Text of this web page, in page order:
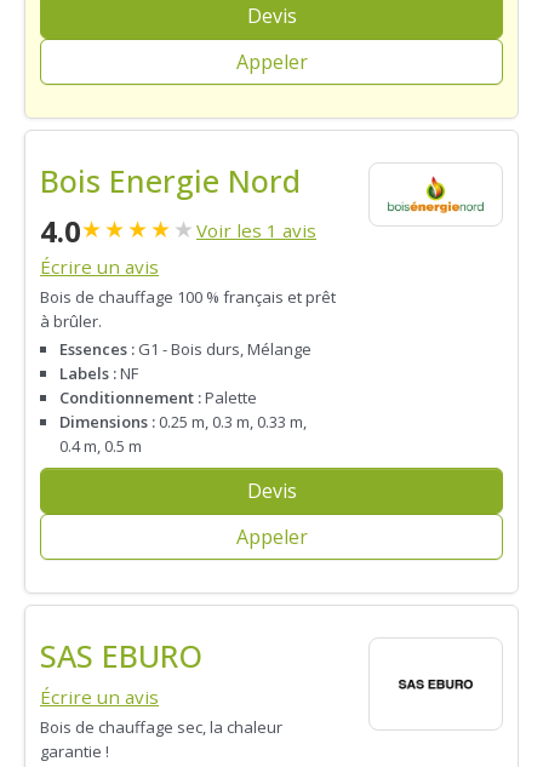
Devis
Appeler
Bois Energie Nord
4.0★★★★★ Voir les 1 avis
Écrire un avis
Bois de chauffage 100 % français et prêt
à brûler.
Essences : G1 - Bois durs, Mélange
Labels :NF
Conditionnement :Palette
Dimensions : 0.25 m, 0.3 m, 0.33 m,
0.4 m, 0.5 m
Devis
Appeler
SAS EBURO
Écrire un avis
Bois de chauffage sec, la chaleur
garantie !